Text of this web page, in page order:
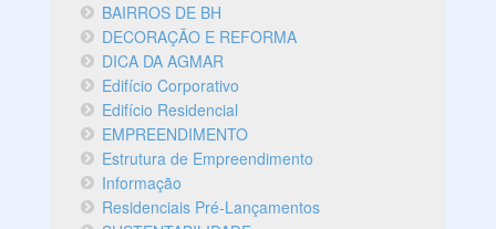
BAIRROS DE BH
DECORAÇÃO E REFORMA
DICA DA AGMAR
Edifício Corporativo
Edifício Residencial
EMPREENDIMENTO
Estrutura de Empreendimento
Informação
Residenciais Pré-Lançamentos